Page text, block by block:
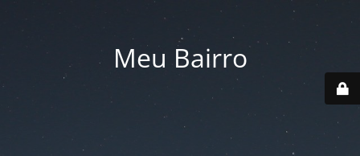
Meu Bairro